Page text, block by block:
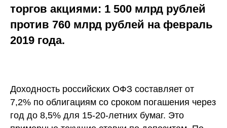
торгов акциями: 1 500 млрд рублей
против 760 млрд рублей на февраль
2019 года.
Доходность российских ОФЗ составляет от
7,2% по облигациям со сроком погашения через
год до 8,5% для 15-20-летних бумаг. Это